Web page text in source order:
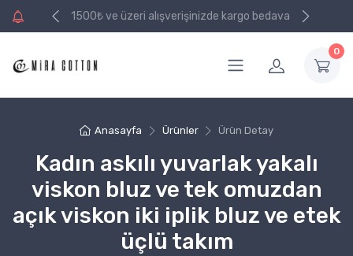
bedava 1500₺ ve üzeri alışverişinizde kargo bedava
0
Anasayfa Ürünler Ürün Detay
Kadın askılı yuvarlak yakalı
viskon bluz ve tek omuzdan
açık viskon iki iplik bluz ve etek
üçlü takım